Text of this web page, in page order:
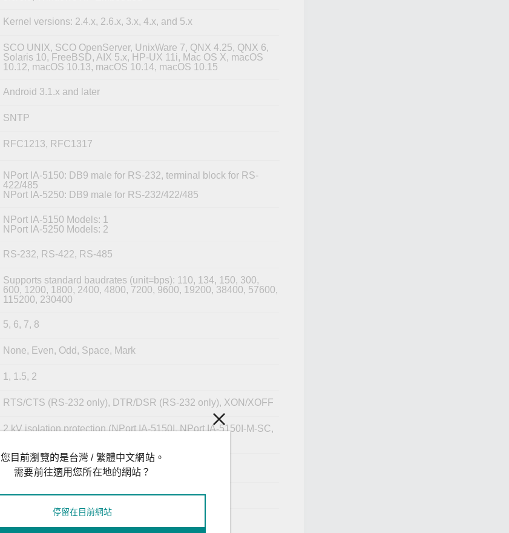
Kernel versions: 2.4.x, 2.6.x, 3.x, 4.x, and 5.x
SCO UNIX, SCO OpenServer, UnixWare 7, QNX 4.25, QNX 6,
Solaris 10, FreeBSD, AIX 5.x, HP-UX 11i, Mac OS X, macOS
10.12, macOS 10.13, macOS 10.14, macOS 10.15
Android 3.1.x and later
SNTP
RFC1213, RFC1317
NPort IA-5150: DB9 male for RS-232, terminal block for RS-
422/485
NPort IA-5250: DB9 male for RS-232/422/485
NPort IA-5150 Models: 1
NPort IA-5250 Models: 2
RS-232, RS-422, RS-485
Supports standard baudrates (unit=bps): 110, 134, 150, 300,
600, 1200, 1800, 2400, 4800, 7200, 9600, 19200, 38400, 57600,
115200, 230400
5, 6, 7, 8
None, Even, Odd, Space, Mark
1, 1.5, 2
RTS/CTS (RS-232 only), DTR/DSR (RS-232 only), XON/XOFF
2 kV isolation protection (NPort IA-5150I, NPort IA-5150I-M-SC,
TxD, RxD, RTS, CTS, DTR, DSR, DCD, GND
Tx+, Tx-, Rx+, Rx-, GND
您目前瀏覽的是台灣 / 繁體中文網站。
需要前往適用您所在地的網站？
停留在目前網站